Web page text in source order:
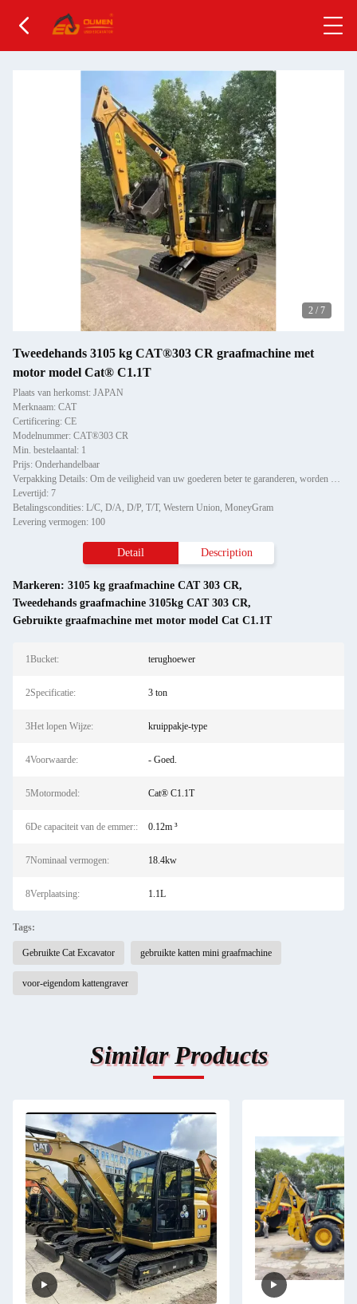
2 / 7
Tweedehands 3105 kg CAT®303 CR graafmachine met
motor model Cat® C1.1T
Plaats van herkomst: JAPAN
Merknaam: CAT
Certificering: CE
Modelnummer: CAT®303 CR
Min. bestelaantal: 1
Prijs: Onderhandelbaar
Verpakking Details: Om de veiligheid van uw goederen beter te garanderen, worden professionele, milieuvriendelijke, hand
Levertijd: 7
Betalingscondities: L/C, D/A, D/P, T/T, Western Union, MoneyGram
Levering vermogen: 100
Detail Description
Markeren: 3105 kg graafmachine CAT 303 CR,
Tweedehands graafmachine 3105kg CAT 303 CR,
Gebruikte graafmachine met motor model Cat C1.1T
1Bucket: terughoewer
2Specificatie: 3 ton
3Het lopen Wijze: kruippakje-type
4Voorwaarde: - Goed.
5Motormodel: Cat® C1.1T
6De capaciteit van de emmer:: 0.12m ³
7Nominaal vermogen: 18.4kw
8Verplaatsing: 1.1L
Tags:
Gebruikte Cat Excavator gebruikte katten mini graafmachine
voor-eigendom kattengraver
Similar Products